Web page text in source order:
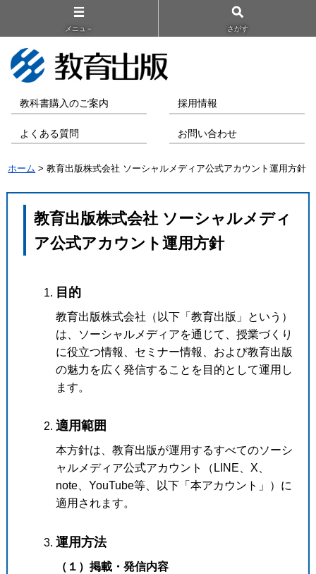
メニュ－ さがす
教科書購入のご案内 採用情報
よくある質問 お問い合わせ
ホーム > 教育出版株式会社 ソーシャルメディア公式アカウント運用方針
教育出版株式会社 ソーシャルメディ
ア公式アカウント運用方針
目的
教育出版株式会社（以下「教育出版」という）
は、ソーシャルメディアを通じて、授業づくり
に役立つ情報、セミナー情報、および教育出版
の魅力を広く発信することを目的として運用し
ます。
適用範囲
本方針は、教育出版が運用するすべてのソーシ
ャルメディア公式アカウント（LINE、X、
note、YouTube等、以下「本アカウント」）に
適用されます。
運用方法
（１）掲載・発信内容